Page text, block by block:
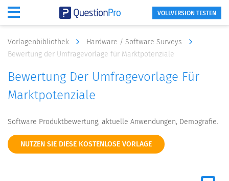
VOLLVERSION TESTEN
Vorlagenbibliothek
Hardware / Software Surveys
Bewertung der Umfragevorlage für Marktpotenziale
Bewertung Der Umfragevorlage Für
Marktpotenziale
Software Produktbewertung, aktuelle Anwendungen, Demografie.
NUTZEN SIE DIESE KOSTENLOSE VORLAGE